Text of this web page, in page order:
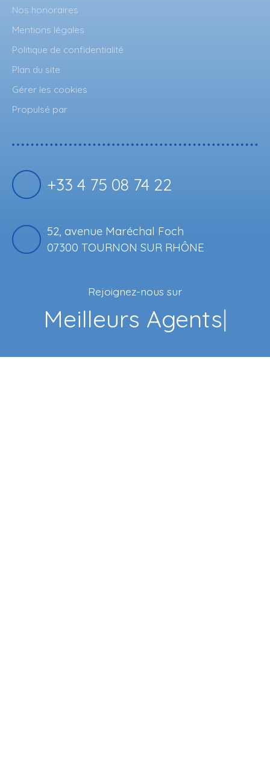
Nos honoraires
Mentions légales
Politique de confidentialité
Plan du site
Gérer les cookies
Propulsé par
+33 4 75 08 74 22
52, avenue Maréchal Foch
07300 TOURNON SUR RHÔNE
Rejoignez-nous sur
Meilleurs Agents|